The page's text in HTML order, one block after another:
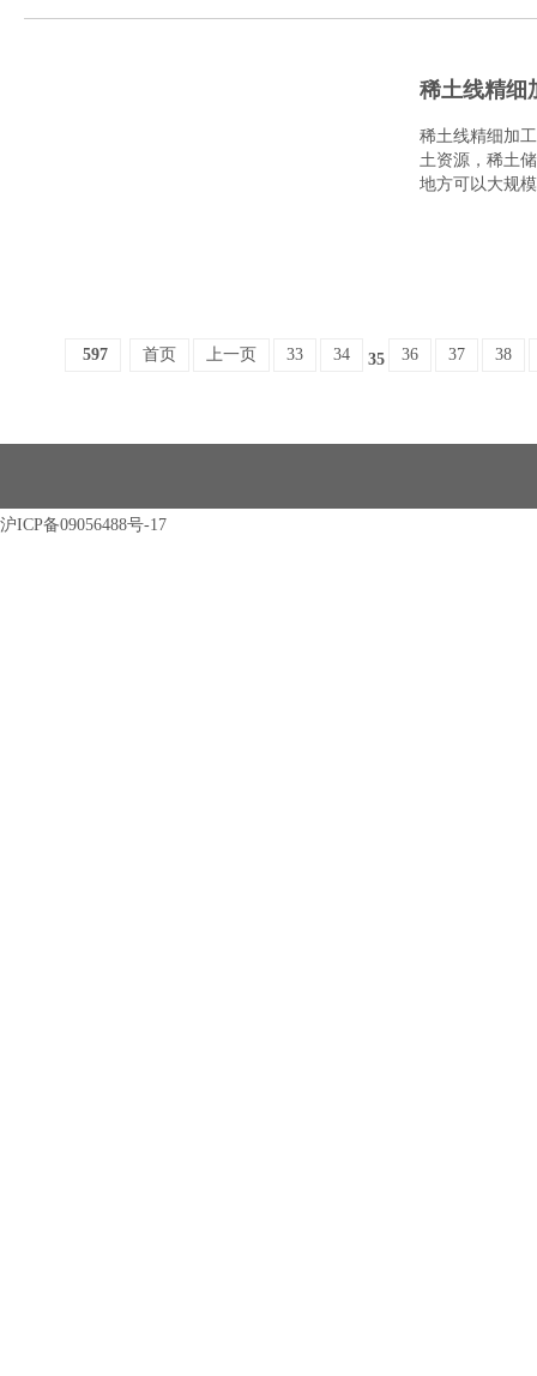
稀土线精细
稀土线精细加
土资源，稀土
地方可以大规
597 首页 上一页 33 34 35 36 37 38
沪ICP备09056488号-17